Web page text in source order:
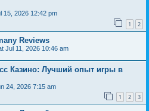
15, 2026 12:42 pm
1 2
Reviews
Jul 11, 2026 10:46 am
Казино: Лучший опыт игры в
24, 2026 7:15 am
1 2 3